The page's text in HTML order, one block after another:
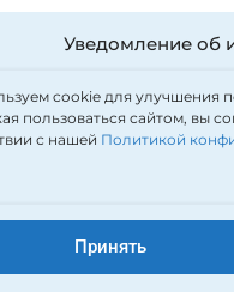
Уведомление об
cookie для улучшения
пользоваться сайтом, вы
с нашей Политикой
Принять
Анна
для
провели для
направлениям:
и экология.